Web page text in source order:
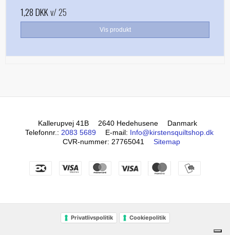
1,28 DKKv/ 25
Vis produkt
Kallerupvej 41B 2640 Hedehusene
Danmark
Telefonnr. : 2083 5689 E-mail: Info@kirstensquiltshop.dk
CVR-nummer: 27765041 Sitemap
Privatlivspolitik Cookiepolitik